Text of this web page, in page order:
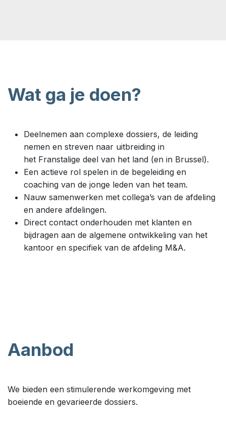
Wat ga je doen?
Deelnemen aan complexe dossiers, de leiding
nemen en streven naar uitbreiding in
het Franstalige deel van het land (en in Brussel).
Een actieve rol spelen in de begeleiding en
coaching van de jonge leden van het team.
Nauw samenwerken met collega’s van de afdeling
en andere afdelingen.
Direct contact onderhouden met klanten en
bijdragen aan de algemene ontwikkeling van het
kantoor en specifiek van de afdeling M&A.
Aanbod
We bieden een stimulerende werkomgeving met
boeiende en gevarieerde dossiers.